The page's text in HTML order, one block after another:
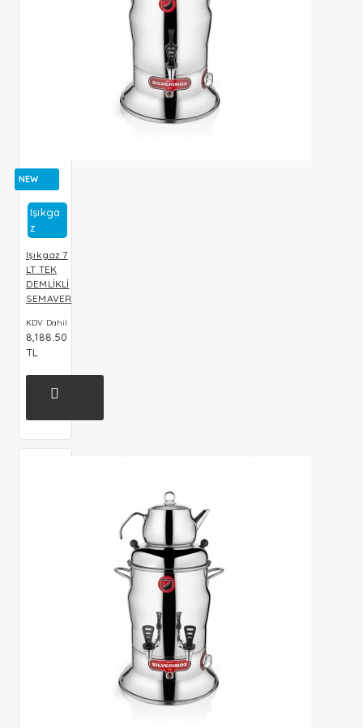
NEW
Işıkga
Z
Işıkgaz 7
LT TEK
DEMLİKLİ
SEMAVER
KDV Dahil
8,188.50
TL